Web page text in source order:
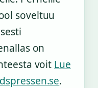
soveltuu
on
voit Lue
.